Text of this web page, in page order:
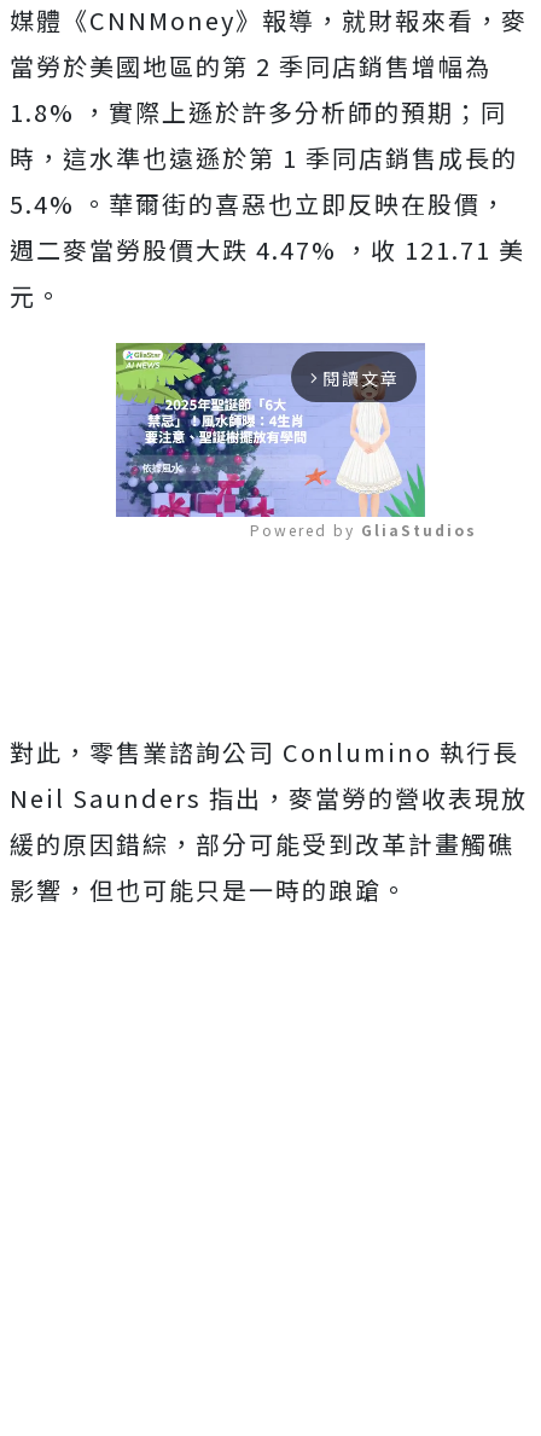
媒體《CNNMoney》報導，就財報來看，麥
當勞於美國地區的第 2 季同店銷售增幅為
1.8% ，實際上遜於許多分析師的預期；同
時，這水準也遠遜於第 1 季同店銷售成長的
5.4% 。華爾街的喜惡也立即反映在股價，
週二麥當勞股價大跌 4.47% ，收 121.71 美
元。
arrow_forward_ios 閱讀文章
Powered by GliaStudios
對此，零售業諮詢公司 Conlumino 執行長
Neil Saunders 指出，麥當勞的營收表現放
緩的原因錯綜，部分可能受到改革計畫觸礁
影響，但也可能只是一時的踉蹌。